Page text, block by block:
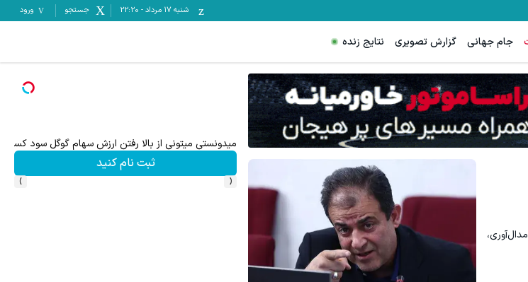
شنبه ۱۷ مرداد -
22:20 جستجو ورود
جام جهانی گزارش تصویری نتایج زنده
میدونستی میتونی از بالا رفتن ارزش سهام گوگل سود کسب
ثبت نام کنید
هنوز 50 تتر رو دریافت نکردی؟ | رایگان ثبت نام کن و رایگان شروع کن!
‹
›